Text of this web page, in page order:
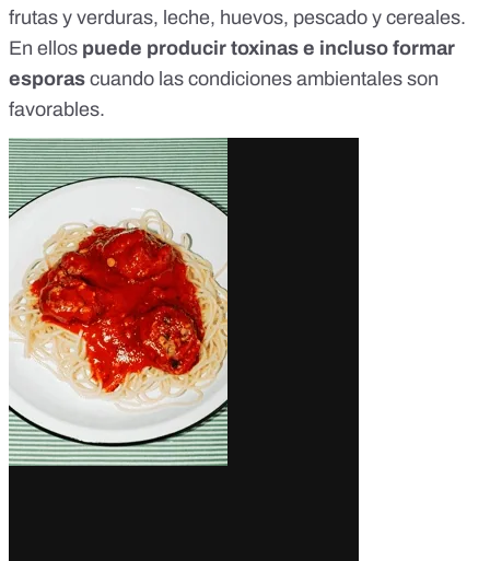
frutas y verduras, leche, huevos, pescado y cereales.
En ellos puede producir toxinas e incluso formar
esporas cuando las condiciones ambientales son
favorables.